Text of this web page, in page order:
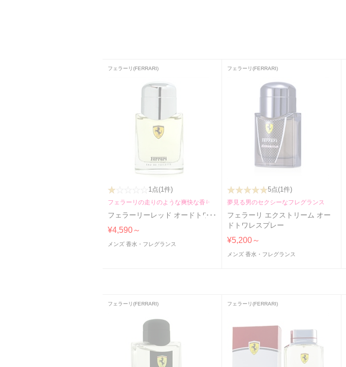
フェラーリ(FERRARI)
1点(1件)
フェラーリの走りのような爽快な香り
フェラーリーレッド オードトワレ
¥4,590～
メンズ 香水・フレグランス
フェラーリ(FERRARI)
5点(1件)
夢見る男のセクシーなフレグランス
フェラーリ エクストリーム オー
ドトワレスプレー
¥5,200～
メンズ 香水・フレグランス
フェラーリ(FERRARI) フェラーリ(FERRARI)